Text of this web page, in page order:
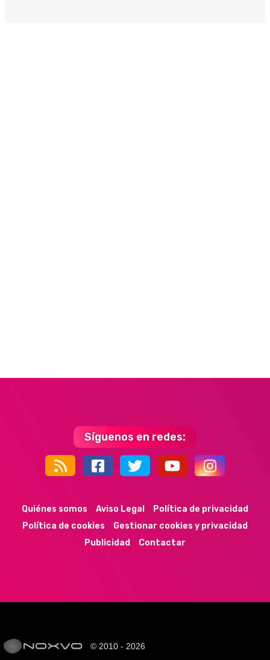
Síguenos en redes:
Quiénes somos Aviso Legal
Política de privacidad
Política de cookies
Gestionar cookies y privacidad
Publicidad
Contactar
© 2010 - 2026